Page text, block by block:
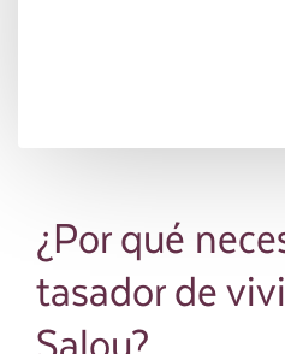
¿Por qué
tasador de